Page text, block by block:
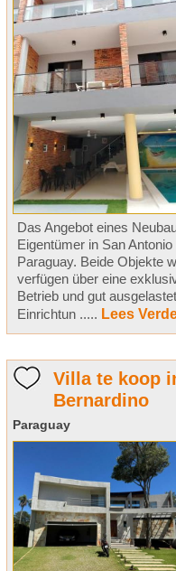
Das Angebot eines
Eigentümer in San
Paraguay. Beide Objekte
verfügen über eine
Betrieb und gut
Einrichtun ..... Lees
Villa te koop
Bernardino
Paraguay